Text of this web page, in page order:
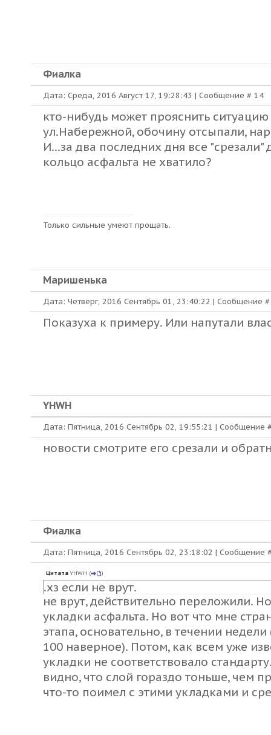
Фиалка
Дата: Среда, 2016 Август 17, 19:28:43 | Сообщение # 14
кто-нибудь может прояснить
ул.Набережной, обочину отсыпали,
И...за два последних дня все
кольцо асфальта не хватило?
Только сильные умеют прощать.
Маришенька
Дата: Четверг, 2016 Сентябрь 01, 23:40:22 | Сообщение
Показуха к примеру. Или напутали
YHWH
Дата: Пятница, 2016 Сентябрь 02, 19:55:21 | Сообщение
новости смотрите его срезали и
Фиалка
Дата: Пятница, 2016 Сентябрь 02, 23:18:02 | Сообщение
Цитата YHWH ( )
.хз если не врут.
не врут, действительно переложили.
укладки асфальта. Но вот что мне
этапа, основательно, в течении
100 наверное). Потом, как всем уже
укладки не соответствовало
видно, что слой гораздо тоньше, чем
что-то поимел с этими укладками и